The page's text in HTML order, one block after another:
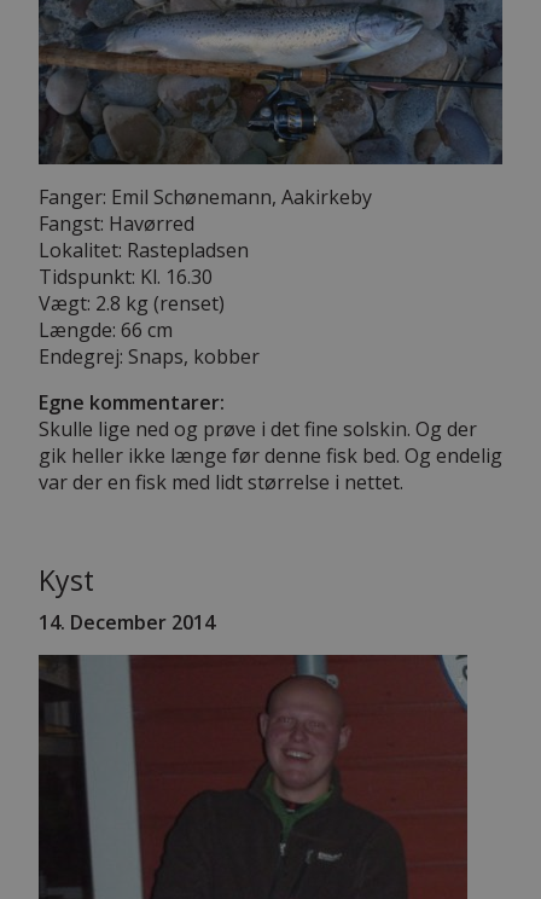
Fanger: Emil Schønemann, Aakirkeby
Fangst: Havørred
Lokalitet: Rastepladsen
Tidspunkt: Kl. 16.30
Vægt: 2.8 kg (renset)
Længde: 66 cm
Endegrej: Snaps, kobber
Egne kommentarer:
Skulle lige ned og prøve i det fine solskin. Og der
gik heller ikke længe før denne fisk bed. Og endelig
var der en fisk med lidt størrelse i nettet.
Kyst
14. December 2014